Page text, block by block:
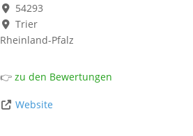
54293
Trier
Rheinland-Pfalz
👉 zu den Bewertungen
Website